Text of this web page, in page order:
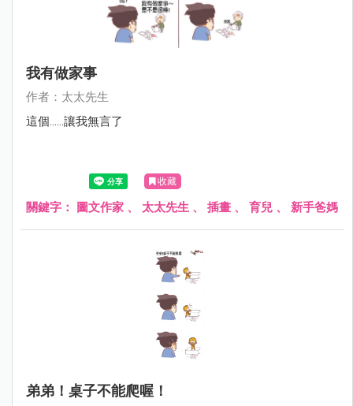
我有做家事
作者：太太先生
這個......讓我無言了
收藏
關鍵字： 圖文作家 、 太太先生 、 插畫 、 育兒 、 新手爸媽
弟弟！桌子不能爬喔！